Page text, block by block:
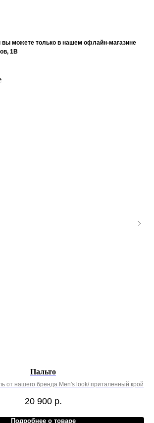
вы можете только в нашем офлайн-магазине
1В
Пальто
от нашего бренда Men's look/ приталенный крой
20 900 р.
Подробнее о товаре